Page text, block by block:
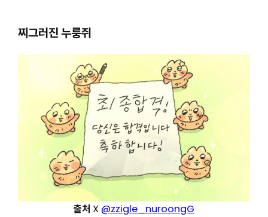
찌그러진 누룽쥐
출처 X @zzigle_nuroongG